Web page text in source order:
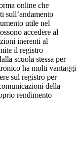
online che
sull’andamento
utile nel
accedere al
inerenti al
il registro
scuola stessa per
ha molti vantaggi
sul registro per
della
rendimento